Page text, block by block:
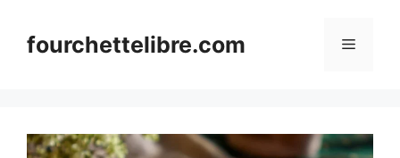
contentfourchettelibre.com Menu